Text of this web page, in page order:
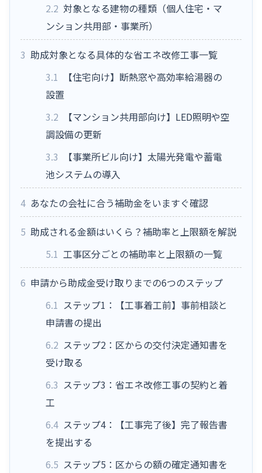
2.2 対象となる建物の種類（個人住宅・マ
ンション共用部・事業所）
3 助成対象となる具体的な省エネ改修工事一覧
3.1
【住宅向け】断熱窓や高効率給湯器の
設置
3.2
【マンション共用部向け】LED照明や空
調設備の更新
3.3
【事業所ビル向け】太陽光発電や蓄電
池システムの導入
4 あなたの会社に合う補助金をいますぐ確認
5 助成される金額はいくら？補助率と上限額を解説
5.1 工事区分ごとの補助率と上限額の一覧
6 申請から助成金受け取りまでの6つのステップ
6.1 ステップ1：【工事着工前】事前相談と
申請書の提出
6.2 ステップ2：区からの交付決定通知書を
受け取る
6.3 ステップ3：省エネ改修工事の契約と着
工
6.4 ステップ4：【工事完了後】完了報告書
を提出する
6.5 ステップ5：区からの額の確定通知書を